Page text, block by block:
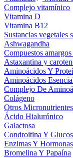
Complejo vitamínico
Vitamina D
Vitamina B12
Sustancias vegetales
Ashwagandha
Compuestos
Astaxantina y
Aminoácidos Y
Aminoácidos
Complejo De
Colágeno
Otros Micronutrientes
Ácido Hialurónico
Galactosa
Condroitina Y
Enzimas Y Hormonas
Bromelina Y Papaína